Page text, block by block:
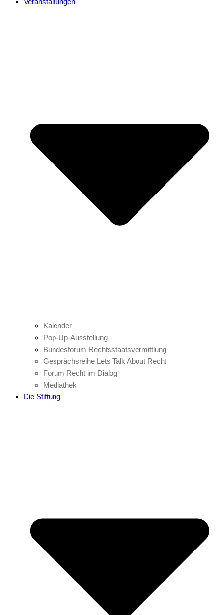
Veranstaltungen
Kalender
Pop-Up-Ausstellung
Bundesforum Rechtsstaatsvermittlung
Gesprächsreihe Lets Talk About Recht
Forum Recht im Dialog
Mediathek
Die Stiftung